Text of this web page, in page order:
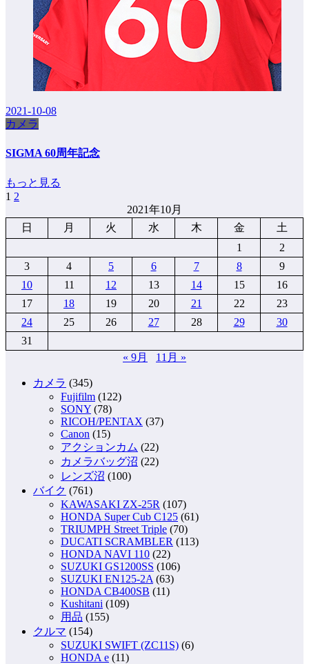
2021-10-08
カメラ
SIGMA 60周年記念
もっと見る
投
稿
の
ジ
送
り
1 2
2021年10月
日
月 火 水 木 金
土
1
2
3
4 5 6 7 8
9
10
11 12 13 14 15
16
17
18 19 20 21 22
23
24
25 26 27 28 29
30
31
« 9月
11月 »
カメラ (345)
Fujifilm (122)
SONY (78)
RICOH/PENTAX (37)
Canon (15)
アクションカム (22)
カメラバッグ沼 (22)
レンズ沼 (100)
バイク (761)
KAWASAKI ZX-25R (107)
HONDA Super Cub C125 (61)
TRIUMPH Street Triple (70)
DUCATI SCRAMBLER (113)
HONDA NAVI 110 (22)
SUZUKI GS1200SS (106)
SUZUKI EN125-2A (63)
HONDA CB400SB (11)
Kushitani (109)
用品 (155)
クルマ (154)
SUZUKI SWIFT (ZC11S) (6)
HONDA e (11)